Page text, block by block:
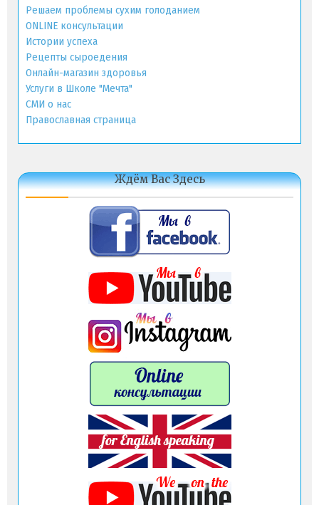
Решаем проблемы сухим голоданием
ONLINE консультации
Истории успеха
Рецепты сыроедения
Онлайн-магазин здоровья
Услуги в Школе "Мечта"
СМИ о нас
Православная страница
Ждём Вас Здесь